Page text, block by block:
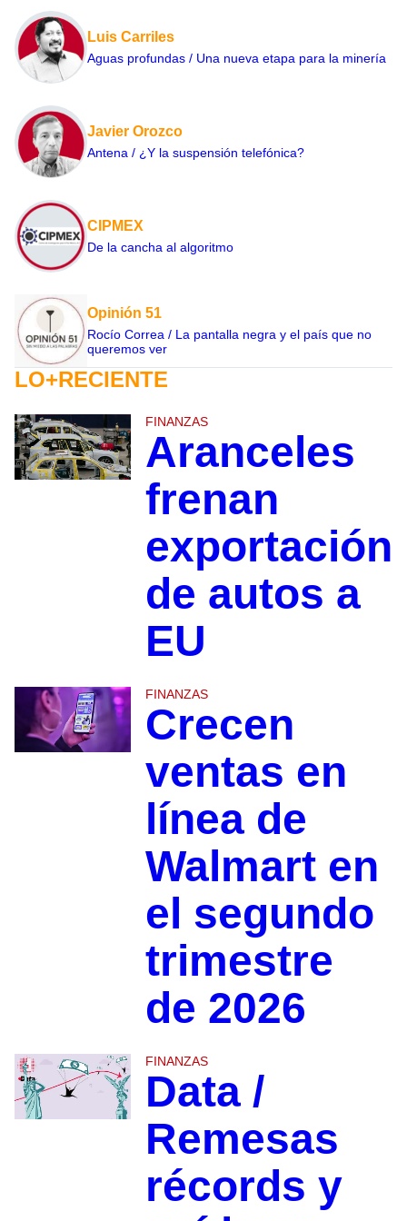
Luis Carriles
Aguas profundas / Una nueva etapa para la minería
Javier Orozco
Antena / ¿Y la suspensión telefónica?
CIPMEX
De la cancha al algoritmo
Opinión 51
Rocío Correa / La pantalla negra y el país que no
queremos ver
LO+RECIENTE
FINANZAS
Aranceles
frenan
exportación
de autos a
EU
FINANZAS
Crecen
ventas en
línea de
Walmart en
el segundo
trimestre
de 2026
FINANZAS
Data /
Remesas
récords y